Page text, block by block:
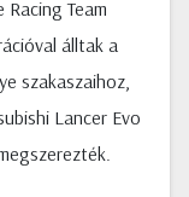
Team
álltak a
szakaszaihoz,
Lancer Evo